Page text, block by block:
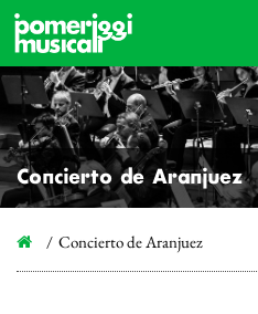
Concierto de Aranjuez
Concierto de Aranjuez